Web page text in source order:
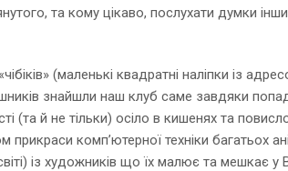
та кому цікаво, послухати думки
(маленькі квадратні наліпки із
знайшли наш клуб саме завдяки
й не тільки) осіло в кишенях та
комп’ютерної техніки багатьох
із художників що їх малює та мешкає у